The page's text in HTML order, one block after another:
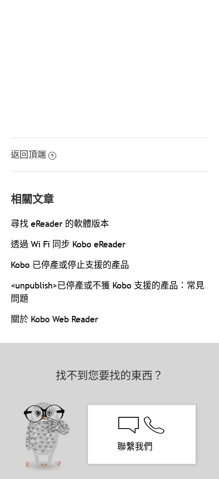
返回頂端
相關文章
尋找 eReader 的軟體版本
透過 Wi Fi 同步 Kobo eReader
Kobo 已停產或停止支援的產品
<unpublish>已停產或不獲 Kobo 支援的產品：常見
問題
關於 Kobo Web Reader
找不到您要找的東西？
聯繫我們